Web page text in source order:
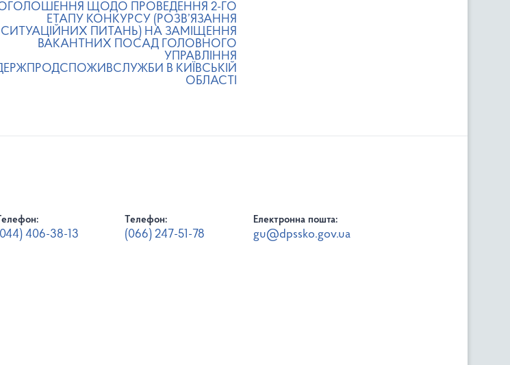
ЩОДО ПРОВЕДЕННЯ 2-ГО
ЕТАПУ КОНКУРСУ (РОЗВ’ЯЗАННЯ
СИТУАЦІЙНИХ ПИТАНЬ) НА ЗАМІЩЕННЯ
ВАКАНТНИХ ПОСАД ГОЛОВНОГО
УПРАВЛІННЯ
В КИЇВСЬКІЙ
ОБЛАСТІ
406-38-13
Телефон:
(066) 247-51-78
Електронна пошта:
gu@dpssko.gov.ua